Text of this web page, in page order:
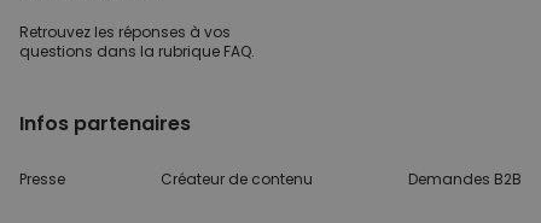
Retrouvez les réponses à vos
questions dans la rubrique FAQ.
Infos partenaires
Presse Créateur de contenu Demandes B2B